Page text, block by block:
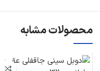
محصولات مشابه